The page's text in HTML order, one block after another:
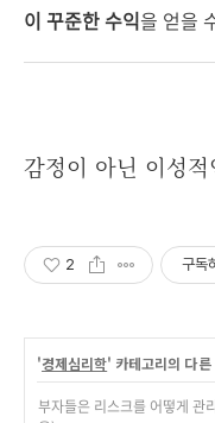
이 꾸준한 수익을 얻을
감정이 아닌 이성
2 구독
'경제심리학' 카테고리의 다른
부자들은 리스크를 어떻게 관